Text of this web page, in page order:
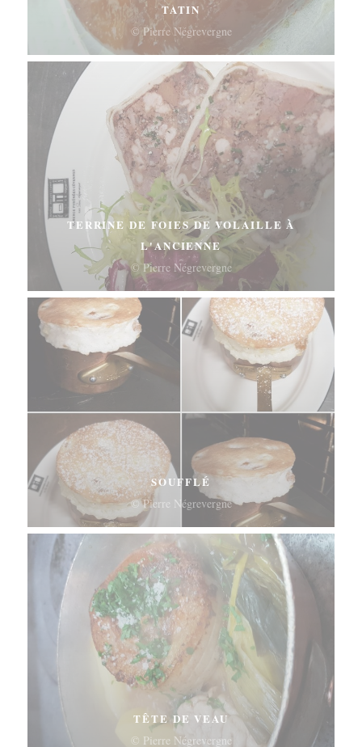
TATIN
© Pierre Négrevergne
TERRINE DE FOIES DE VOLAILLE À
L'ANCIENNE
© Pierre Négrevergne
SOUFFLÉ
© Pierre Négrevergne
TÊTE DE VEAU
© Pierre Négrevergne